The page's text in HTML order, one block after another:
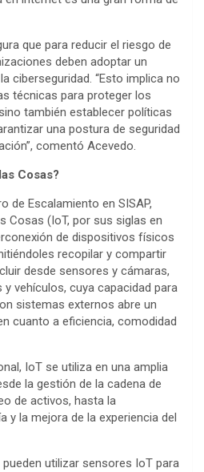
que para reducir el riesgo de
deben adoptar un
ciberseguridad. “Esto implica no
técnicas para proteger los
también establecer políticas
una postura de seguridad
comentó Acevedo.
Cosas?
de Escalamiento en SISAP,
Cosas (IoT, por sus siglas en
de dispositivos físicos
recopilar y compartir
desde sensores y cámaras,
vehículos, cuya capacidad para
sistemas externos abre un
cuanto a eficiencia, comodidad
IoT se utiliza en una amplia
la gestión de la cadena de
de activos, hasta la
y la mejora de la experiencia del
utilizar sensores IoT para